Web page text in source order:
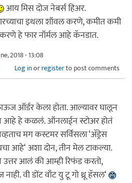
आय मिस दोज नेबर्स हिअर.
इथला शॉवल करणे, कमीत कमी
हे फार नॉर्मल आहे कॅनडात.
2018 - 13:08
Log inorregisterto post comments
ऑर्डर केला होता. आल्यावर घालून
आहे हे कळलं. ऑनलाईन स्टोअर होतं
मग कस्टमर सर्विसला ‘अ‍ॅड्रेस
आहे‘ अशा दोन, तीन मेल टाकल्या.
उत्तर आलं की आम्ही रिफंड करतो,
वी डोंट वाँट यु टू गो थ्रू हॅसल‘